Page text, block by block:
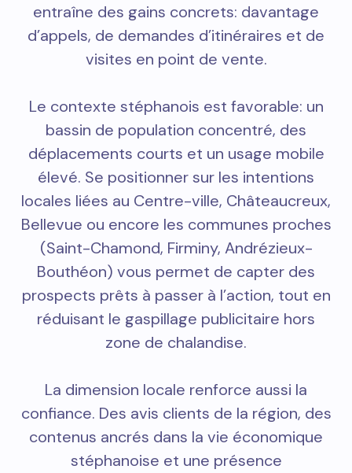
entraîne des gains concrets: davantage
d’appels, de demandes d’itinéraires et de
visites en point de vente.
Le contexte stéphanois est favorable: un
bassin de population concentré, des
déplacements courts et un usage mobile
élevé. Se positionner sur les intentions
locales liées au Centre-ville, Châteaucreux,
Bellevue ou encore les communes proches
(Saint-Chamond, Firminy, Andrézieux-
Bouthéon) vous permet de capter des
prospects prêts à passer à l’action, tout en
réduisant le gaspillage publicitaire hors
zone de chalandise.
La dimension locale renforce aussi la
confiance. Des avis clients de la région, des
contenus ancrés dans la vie économique
stéphanoise et une présence